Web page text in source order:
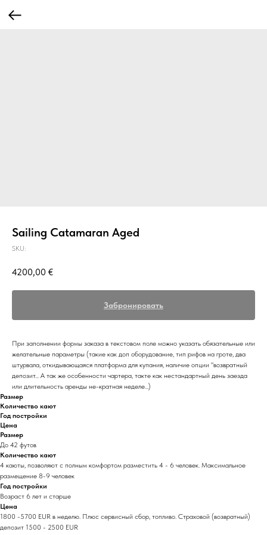
Sailing Catamaran Aged
SKU:
4200,00 €
Забронировать
При заполнении формы заказа в текстовом поле можно указать обязательные или
желательные параметры (такие как доп оборудование, тип рифов на гроте, два
штурвала, откидывающаяся платформа для купания, наличие опции "возвратный
депозит... А так же особенности чартера, такте как нестандартный день заезда
или длительность аренды не-кратная неделе...)
Размер
Количество кают
Год постройки
Цена
Размер
До 42 футов
Количество кают
4 каюты, позволяют с полным комфортом разместить 4 - 6 человек. Максимальное
размещение 8-9 человек
Год постройки
Возраст 6 лет и старше
Цена
1800 -5700 EUR в неделю. Плюс сервисный сбор, топливо. Страховой (возвратный)
депозит 1500 - 2500 EUR